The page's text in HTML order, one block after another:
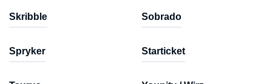
Skribble Sobrado
Spryker Starticket